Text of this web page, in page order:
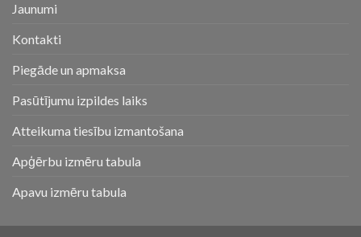
Jaunumi
Kontakti
Piegāde un apmaksa
Pasūtījumu izpildes laiks
Atteikuma tiesību izmantošana
Apģērbu izmēru tabula
Apavu izmēru tabula